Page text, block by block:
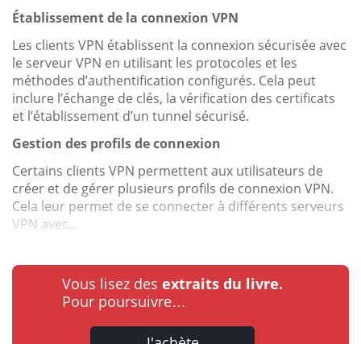
Établissement de la connexion VPN
Les clients VPN établissent la connexion sécurisée avec
le serveur VPN en utilisant les protocoles et les
méthodes d’authentification configurés. Cela peut
inclure l’échange de clés, la vérification des certificats
et l’établissement d’un tunnel sécurisé.
Gestion des profils de connexion
Certains clients VPN permettent aux utilisateurs de
créer et de gérer plusieurs profils de connexion VPN.
Cela leur permet de se connecter à différents serveurs
VPN avec...
Vous lisez des extraits du livre.
Pour poursuivre…